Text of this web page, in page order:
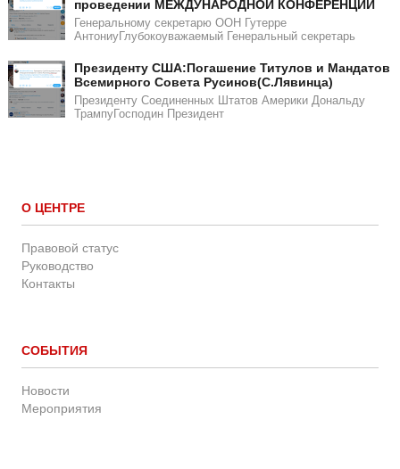
проведении МЕЖДУНАРОДНОЙ КОНФЕРЕНЦИИ
Генеральному секретарю ООН Гутерре
АнтониуГлубокоуважаемый Генеральный секретарь
​​Президенту США:Погашение Титулов и Мандатов
Всемирного Совета Русинов(С.Лявинца)​
Президенту Соединенных Штатов Америки Дональду
ТрампуГосподин Пpeзидeнт
О ЦЕНТРЕ
Правовой статус
Руководство
Контакты
СОБЫТИЯ
Новости
Мероприятия